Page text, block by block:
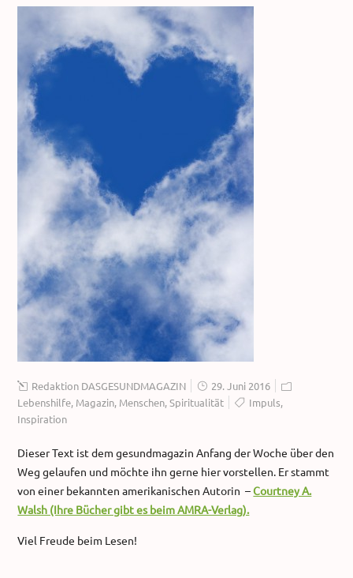
Redaktion DASGESUNDMAGAZIN
29. Juni 2016
Lebenshilfe, Magazin, Menschen,Spiritualität Impuls,
Inspiration
Dieser Text ist dem gesundmagazin Anfang der Woche über den
Weg gelaufen und möchte ihn gerne hier vorstellen. Er stammt
von einer bekannten amerikanischen Autorin –Courtney A.
Walsh (Ihre Bücher gibt es beim AMRA-Verlag).
Viel Freude beim Lesen!